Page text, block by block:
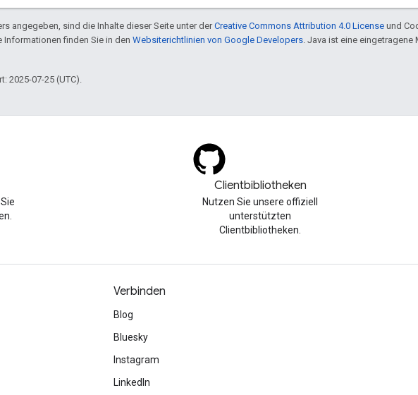
angegeben, sind die Inhalte dieser Seite unter derCreative Commons Attribution 4.0 License und
Informationen finden Sie in den Websiterichtlinien von Google Developers . Java ist eine
2025-07-25 (UTC).
Clientbibliotheken
Nutzen Sie unsere offiziell
unterstützten
Clientbibliotheken.
Verbinden
Blog
Bluesky
Instagram
LinkedIn